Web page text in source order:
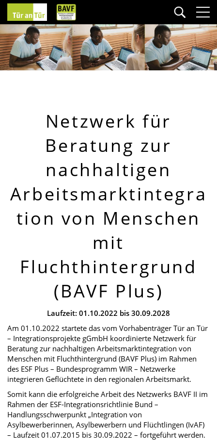
Netzwerk für
Beratung zur
nachhaltigen
Arbeitsmarktintegra
tion von Menschen
mit
Fluchthintergrund
(BAVF Plus)
Laufzeit: 01.10.2022 bis 30.09.2028
Am 01.10.2022 startete das vom Vorhabenträger Tür an Tür
– Integrationsprojekte gGmbH koordinierte Netzwerk für
Beratung zur nachhaltigen Arbeitsmarktintegration von
Menschen mit Fluchthintergrund (BAVF Plus) im Rahmen
des ESF Plus – Bundesprogramm WIR – Netzwerke
integrieren Geflüchtete in den regionalen Arbeitsmarkt.
Somit kann die erfolgreiche Arbeit des Netzwerks BAVF II im
Rahmen der ESF-Integrationsrichtlinie Bund –
Handlungsschwerpunkt „Integration von
Asylbewerberinnen, Asylbewerbern und Flüchtlingen (IvAF)
– Laufzeit 01.07.2015 bis 30.09.2022 – fortgeführt werden.